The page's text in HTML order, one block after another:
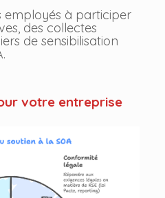
employés à participer
des collectes
de sensibilisation
votre entreprise